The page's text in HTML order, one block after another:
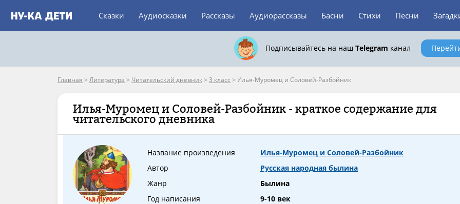
Сказки Аудиосказки Рассказы Аудиорассказы Басни Стихи Песни
Подписывайтесь на наш Telegram канал
Главная > Литература > Читательский дневник> 3 класс > Илья-Муромец и Соловей-Разбойник
Илья-Муромец и Соловей-Разбойник - краткое содержание для
читательского дневника
Название произведения
Илья-Муромец и Соловей-Разбойник
Автор
Русская народная былина
Жанр
Былина
Год написания
9-10 век